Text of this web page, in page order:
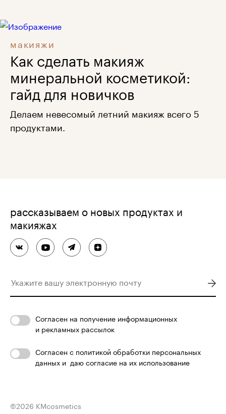
макияжи
Как сделать макияж
минеральной косметикой:
гайд для новичков
Делаем невесомый летний макияж всего 5
продуктами.
рассказываем о новых продуктах и
макияжах
Согласен на получение информационных
и рекламных рассылок
Согласен с политикой обработки персональных
данных и даю согласие на их использование
©2026 KMcosmetics